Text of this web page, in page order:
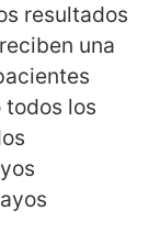
resultados
una
todos los